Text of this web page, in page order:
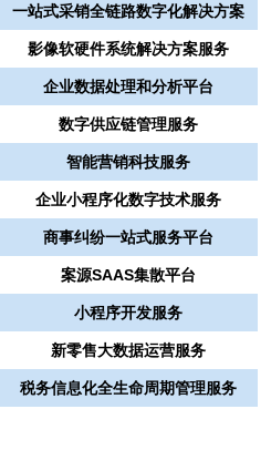
一站式采销全链路数字化解决方案
影像软硬件系统解决方案服务
企业数据处理和分析平台
数字供应链管理服务
智能营销科技服务
企业小程序化数字技术服务
商事纠纷一站式服务平台
案源SAAS集散平台
小程序开发服务
新零售大数据运营服务
税务信息化全生命周期管理服务